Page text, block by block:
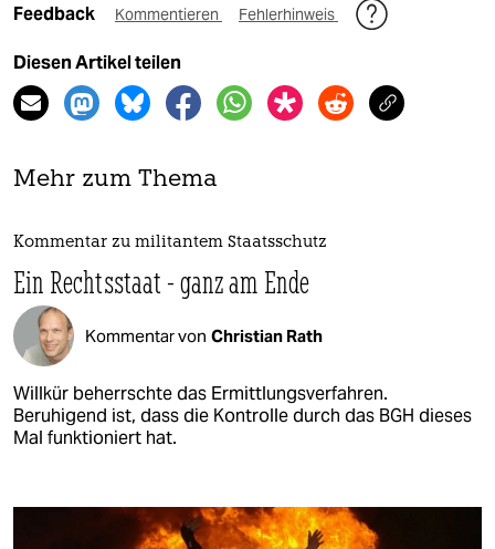
Feedback Kommentieren Fehlerhinweis
Diesen Artikel teilen
Mehr zum Thema
Kommentar zu militantem Staatsschutz
Ein Rechtsstaat - ganz am Ende
Kommentar von Christian Rath
Willkür beherrschte das Ermittlungsverfahren.
Beruhigend ist, dass die Kontrolle durch das BGH dieses
Mal funktioniert hat.